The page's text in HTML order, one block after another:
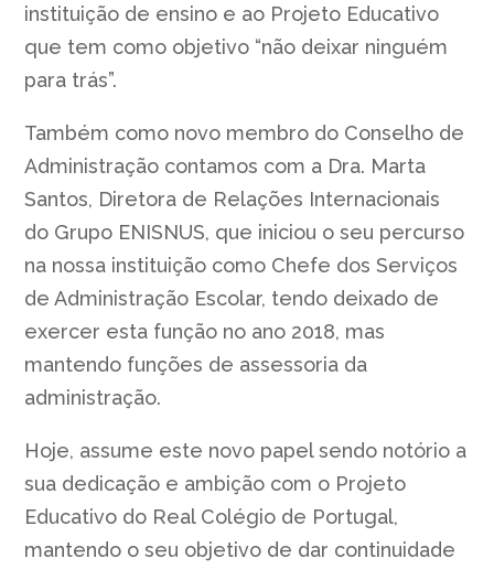
instituição de ensino e ao Projeto Educativo
que tem como objetivo “não deixar ninguém
para trás”.
Também como novo membro do Conselho de
Administração contamos com a Dra. Marta
Santos, Diretora de Relações Internacionais
do Grupo ENISNUS, que iniciou o seu percurso
na nossa instituição como Chefe dos Serviços
de Administração Escolar, tendo deixado de
exercer esta função no ano 2018, mas
mantendo funções de assessoria da
administração.
Hoje, assume este novo papel sendo notório a
sua dedicação e ambição com o Projeto
Educativo do Real Colégio de Portugal,
mantendo o seu objetivo de dar continuidade